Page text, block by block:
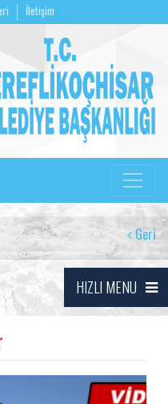
İletişim
Geri
HIZLI MENU